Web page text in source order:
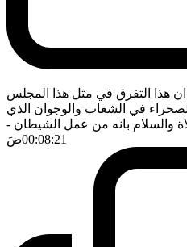
هذا التفرق في مثل هذا المجلس
في الشعاب والوجوان الذي
والسلام بانه من عمل الشيطان -
00:08:21ضَ